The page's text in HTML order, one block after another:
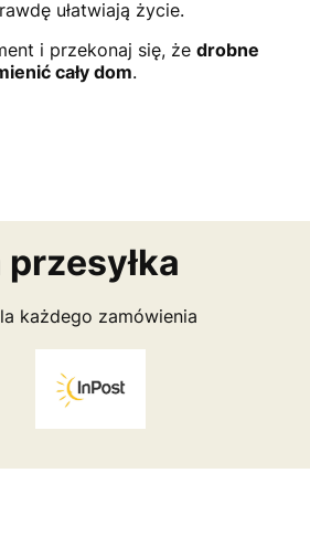
ułatwiają życie.
i przekonaj się, że drobne
cały dom.
każdego zamówienia